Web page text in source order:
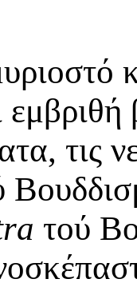
τις
τού